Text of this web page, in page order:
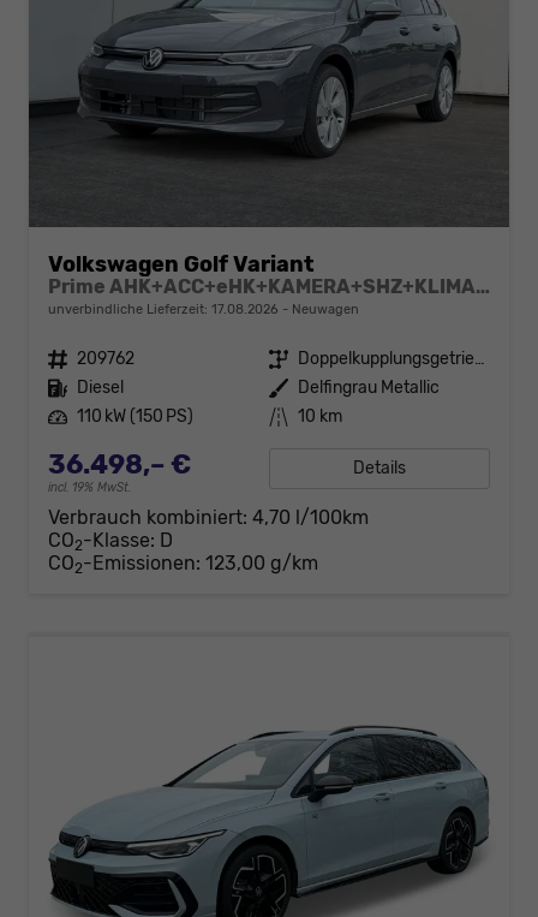
Volkswagen Golf Variant
Prime AHK+ACC+eHK+KAMERA+SHZ+KLIMA+LED+17" ALU
unverbindliche Lieferzeit: 17.08.2026 Neuwagen
Fahrzeugnr. 209762 Getriebe
Doppelkupplungsgetriebe (DSG)
Kraftstoff Diesel Außenfarbe Delfingrau Metallic
Leistung 110 kW (150 PS) Kilometerstand 10 km
36.498,– €
incl. 19% MwSt.
Details
Verbrauch kombiniert: 4,70 l/100km
CO2-Klasse: D
CO2-Emissionen: 123,00 g/km